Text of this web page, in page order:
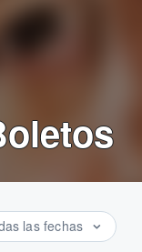
las fechas